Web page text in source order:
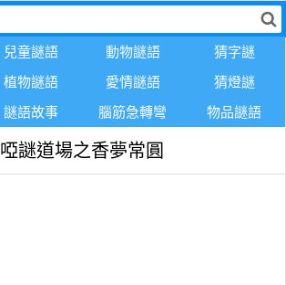
兒童謎語 動物謎語
猜字謎
植物謎語 愛情謎語
猜燈謎
謎語故事 腦筋急轉彎 物品謎語
啞謎道場之香夢常圓